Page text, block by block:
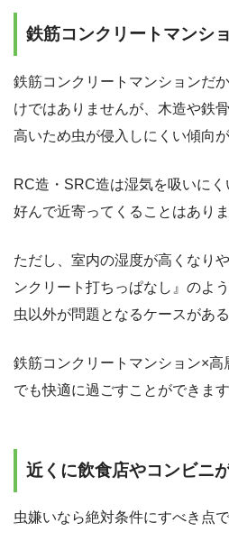
鉄筋コンクリートマンシ
鉄筋コンクリートマンションだ
けではありませんが、木造や鉄
高いため虫が侵入しにくい傾向が
RC造・SRC造は湿気を吸いに
好んで近寄ってくることはありま
ただし、室内の湿度が高くなり
ンクリート打ちっぱなし』のよ
虫以外が問題となるケースがあ
鉄筋コンクリートマンション×
でも快適に過ごすことができます
近くに飲食店やコンビニ
虫嫌いなら絶対条件にすべき点で